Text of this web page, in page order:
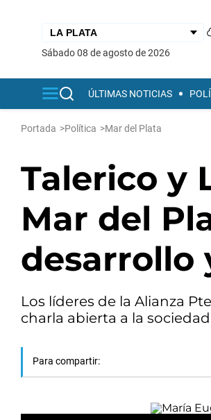
sábado 08 de agosto de 2026
ÚLTIMAS NOTICIAS
Portada >Política >Mar del Plata
Talerico y
Mar del
desarrollo
Los líderes de la Alianza
charla abierta a la
Para compartir: